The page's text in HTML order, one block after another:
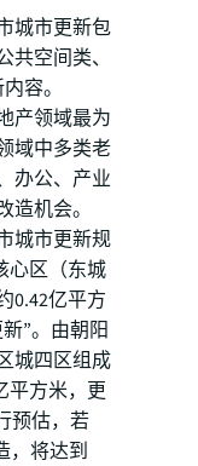
城市更新包
空间类、
容。
产领域最为
域中多类老
办公、产业
机会。
城市更新规
心区（东城
0.42亿平方
”。由朝阳
城四区组成
平方米，更
预估，若
，将达到